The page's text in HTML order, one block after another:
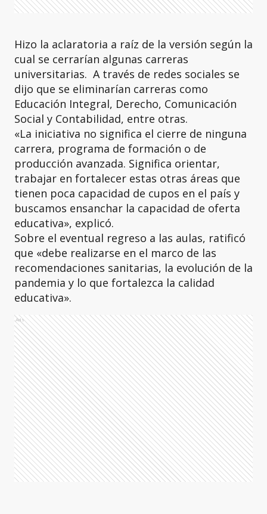
Hizo la aclaratoria a raíz de la versión según la
cual se cerrarían algunas carreras
universitarias. A través de redes sociales se
dijo que se eliminarían carreras como
Educación Integral, Derecho, Comunicación
Social y Contabilidad, entre otras.
«La iniciativa no significa el cierre de ninguna
carrera, programa de formación o de
producción avanzada. Significa orientar,
trabajar en fortalecer estas otras áreas que
tienen poca capacidad de cupos en el país y
buscamos ensanchar la capacidad de oferta
educativa», explicó.
Sobre el eventual regreso a las aulas, ratificó
que «debe realizarse en el marco de las
recomendaciones sanitarias, la evolución de la
pandemia y lo que fortalezca la calidad
educativa».
Ads